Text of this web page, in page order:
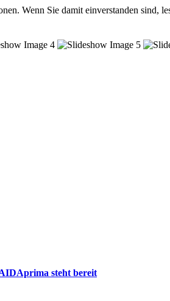
Wenn Sie damit einverstanden sind,
steht bereit